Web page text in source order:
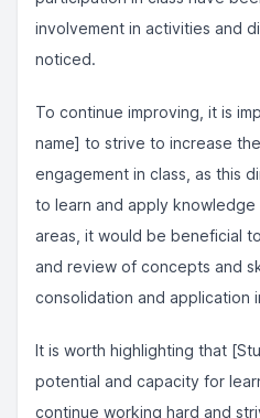
involvement in activities and
noticed.
To continue improving, it is
name] to strive to increase
engagement in class, as this
to learn and apply
areas, it would be beneficial
and review of concepts and
consolidation and application
It is worth highlighting that
potential and capacity for
continue working hard and